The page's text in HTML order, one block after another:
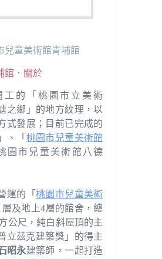
兒童美術館青埔館
館．關於
工的「桃園市立美術
之鄉」的地方紋理，以
式發展；目前已完成的
」、「 桃園市兒童美術館
園市兒童美術館八德
運的「桃園市兒童美術
層及地上4層的館舍，總
公尺，純白斜屋頂的主
立茲克建築獎」的得主
昭永建築師，一起打造